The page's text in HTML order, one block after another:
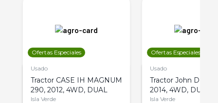
Ofertas Especiales
Usado
Tractor CASE IH MAGNUM
290, 2012, 4WD, DUAL
Isla Verde
Ofertas Especiales
Usado
Tractor John Deere
2014, 4WD, DUAL
Isla Verde